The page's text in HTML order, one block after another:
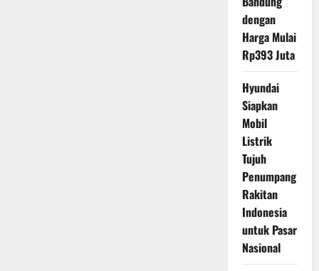
dengan
Harga Mulai
Rp393 Juta
Hyundai
Siapkan
Mobil
Listrik
Tujuh
Penumpang
Rakitan
Indonesia
untuk Pasar
Nasional